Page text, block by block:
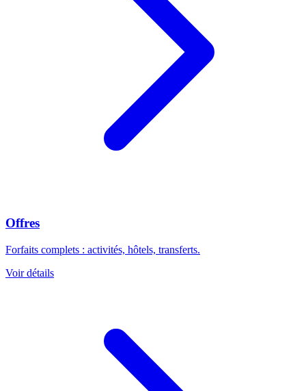
Offres
Forfaits complets : activités, hôtels, transferts.
Voir détails